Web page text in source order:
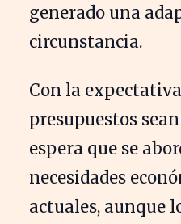
generado una
circunstancia.
Con la
presupuestos
espera que se
necesidades
actuales, aunque